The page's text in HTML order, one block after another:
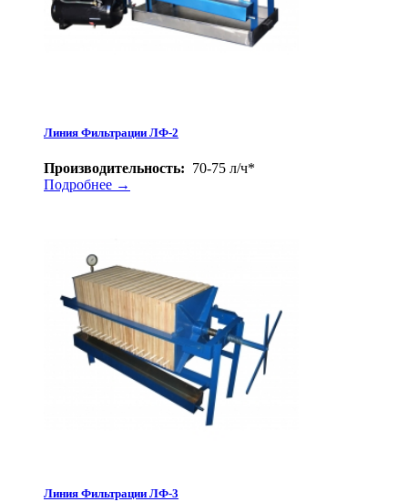
Линия Фильтрации ЛФ-2
Производительность: 70-75 л/ч*
Подробнее →
Линия Фильтрации ЛФ-3